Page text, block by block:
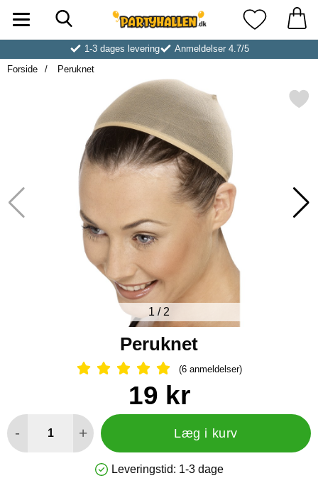
Startside for Partyhallen AB Mine
1-3 dages levering
Anmeldelser 4.7/5
Forside
Peruknet
Markér peruknet
1 / 2
Peruknet
Anmeldelser: 5 Stjerne, Spring til
(6 anmeldelser)
pris
19 kr
- + Læg i kurv
Produkttilgængelighed: På lager
Leveringstid: 1-3 dage